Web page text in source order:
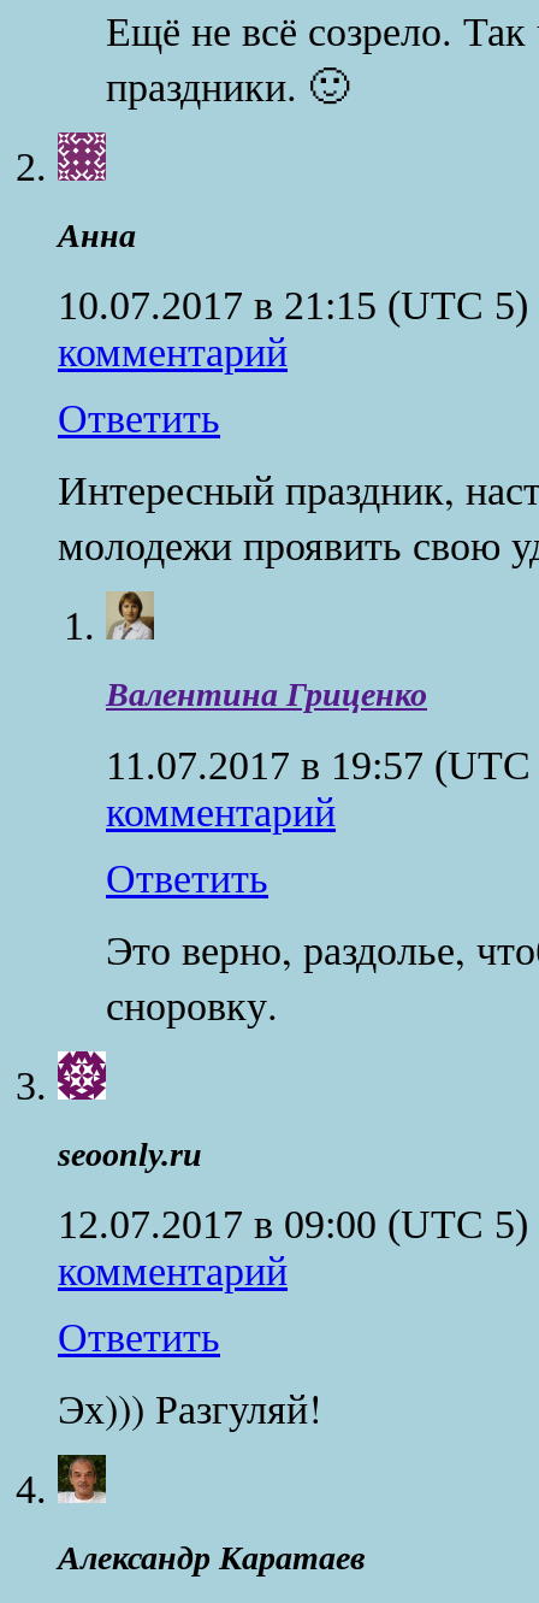
Ещё не всё созрело.
праздники. 🙂
Анна
10.07.2017 в 21:15 (UTC 5)
комментарий
Ответить
Интересный праздник,
молодежи проявить свою
Валентина Гриценко
11.07.2017 в 19:57 (UTC
комментарий
Ответить
Это верно, раздолье,
сноровку.
seoonly.ru
12.07.2017 в 09:00 (UTC 5)
комментарий
Ответить
Эх))) Разгуляй!
Александр Каратаев